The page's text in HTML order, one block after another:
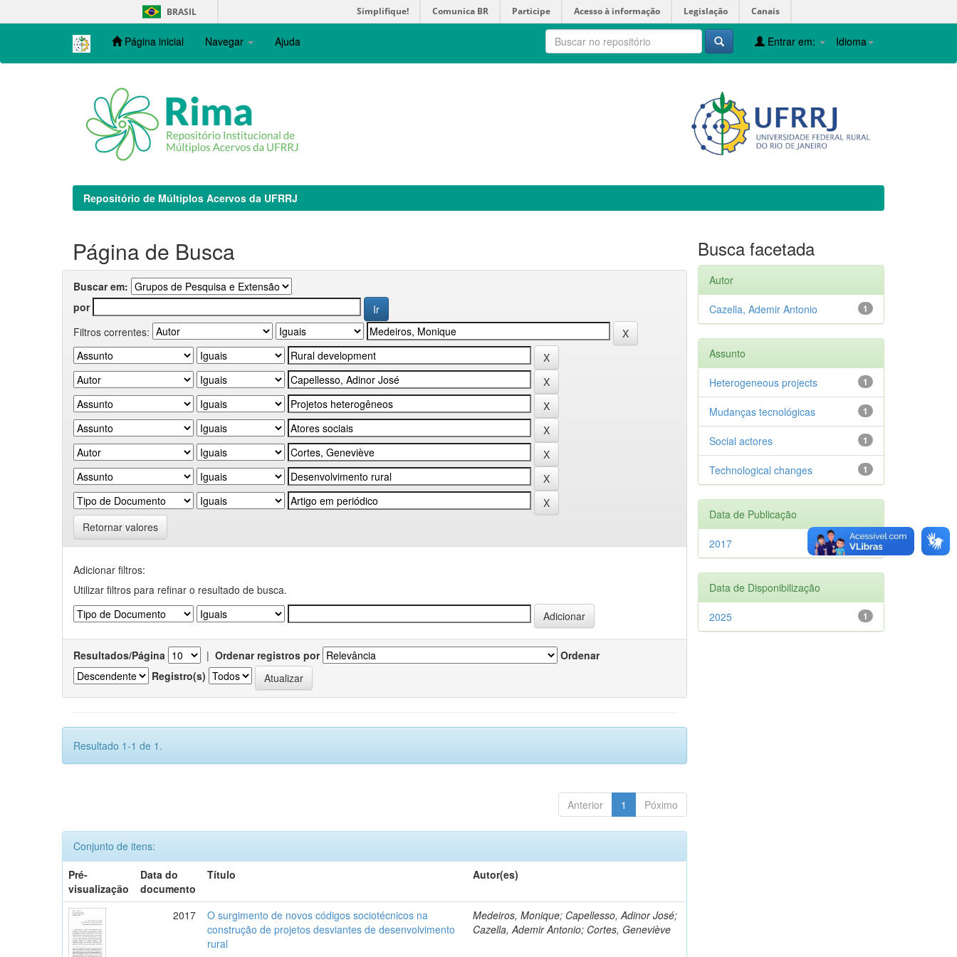
navigation
BRASIL Simplifique! Comunica BR Participe Acesso à informação Legislação Canais
Página inicial Navegar Ajuda Idioma
Entrar em:
Repositório de Múltiplos Acervos da UFRRJ
Página de Busca
Buscar em:
por
Filtros correntes:
Retornar valores
Adicionar filtros:
Utilizar filtros para refinar o resultado de busca.
Resultados/Página | Ordenar registros por
Ordenar
Registro(s)
Resultado 1-1 de 1.
Anterior 1 Póximo
Conjunto de itens:
Pré-
visualização
Data do
documento
Título Autor(es)
2017
O surgimento de novos códigos sociotécnicos na
construção de projetos desviantes de desenvolvimento
rural
Medeiros, Monique; Capellesso, Adinor José;
Cazella, Ademir Antonio; Cortes, Geneviève
Busca facetada
Autor
1
Cazella, Ademir Antonio
Assunto
1
Heterogeneous projects
1
Mudanças tecnológicas
1
Social actores
1
Technological changes
Data de Publicação
1
2017
Data de Disponibilização
1
2025